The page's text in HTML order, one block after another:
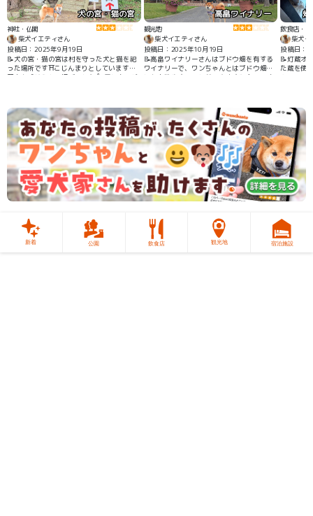
犬の宮・猫の宮
神社・仏閣
柴犬イエティさん
投稿日：2025年9月19日
📝犬の宮・猫の宮は村を守った犬と猫を祀
った場所です⛩️こじんまりとしていますが
歴史を感じられる場所でした👍 周辺ものど
高畠ワイナリー
観光地
柴犬イエティさん
投稿日：2025年10月19日
📝高畠ワイナリーさんはブドウ畑を有する
ワイナリーで、ワンちゃんとはブドウ畑周
辺をお散歩することができます🐾🍇 ワンち
す🍷
灯
飲食店・カ
柴犬イ
投稿日：
📝灯蔵オ
た蔵を使
新着 公園 飲食店 観光地 宿泊施設